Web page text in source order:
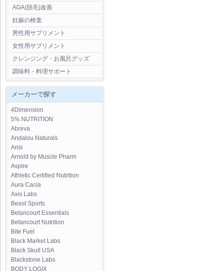
AGA(脱毛)改善
妊娠の検査
男性用サプリメント
女性用サプリメント
クレンジング・お風呂グッズ
調味料・料理サポート
メーカーで探す
4Dimension
5% NUTRITION
Abreva
Andalou Naturals
Ansi
Arnold by Muscle Pharm
Aspire
Athletic Certified Nutrition
Aura Cacia
Axis Labs
Beast Sports
Betancourt Essentials
Betancourt Nutrition
Bite Fuel
Black Market Labs
Black Skull USA
Blackstone Labs
BODY LOGIX